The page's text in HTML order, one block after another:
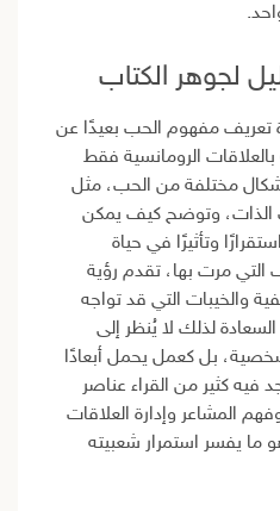
لجوهر الكتاب
تعريف مفهوم الحب بعيدًا عن
بالعلاقات الرومانسية فقط
مختلفة من الحب، مثل
الذات، وتوضح كيف يمكن
وتأثيرًا في حياة
التي مرت بها، تقدم رؤية
والخيبات التي قد تواجه
لذلك لا يُنظر إلى
بل كعمل يحمل أبعادًا
فيه كثير من القراء عناصر
المشاعر وإدارة العلاقات
ما يفسر استمرار شعبيته